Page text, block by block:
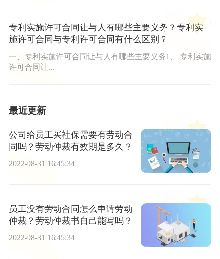
专利实施许可合同让与人有哪些主要义务？专利实
施许可合同与专利许可合同有什么区别？
一、专利实施许可合同让与人有哪些主要义务1、 专利实施
许可合同让...
最近更新
公司给员工买社保需要有劳动合
同吗？劳动仲裁有效期是多久？
2022-08-31 16:45:34
员工没有劳动合同怎么申请劳动
仲裁？劳动仲裁书自己能写吗？
2022-08-31 16:45:34